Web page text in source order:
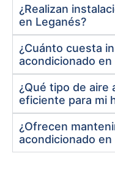
¿Realizan
en Leganés?
¿Cuánto cuesta
acondicionado en
¿Qué tipo de aire
eficiente para mi
¿Ofrecen
acondicionado en